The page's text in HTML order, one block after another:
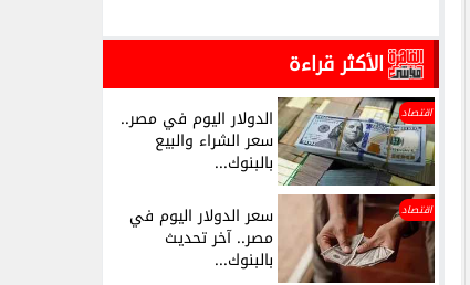
الأكثر قراءة
اقتصاد الدولار اليوم في مصر..
سعر الشراء والبيع
بالبنوك...
اقتصاد سعر الدولار اليوم في
مصر.. آخر تحديث
بالبنوك...